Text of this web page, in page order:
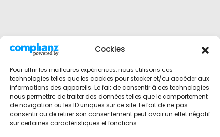
Cookies
Pour offrir les meilleures expériences, nous utilisons des
technologies telles que les cookies pour stocker et/ou accéder aux
informations des appareils. Le fait de consentir à ces technologies
nous permettra de traiter des données telles que le comportement
de navigation ou les ID uniques sur ce site. Le fait de ne pas
consentir ou de retirer son consentement peut avoir un effet négatif
sur certaines caractéristiques et fonctions.